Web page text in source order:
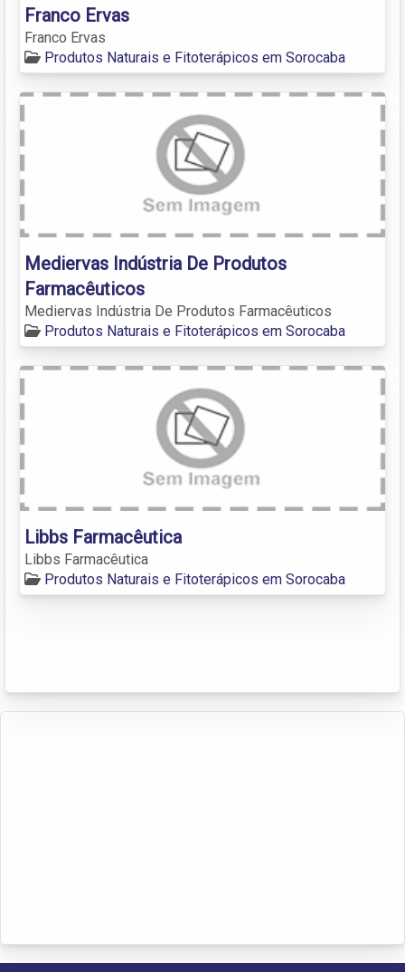
Franco Ervas
Franco Ervas
Produtos Naturais e Fitoterápicos em Sorocaba
Mediervas Indústria De Produtos
Farmacêuticos
Mediervas Indústria De Produtos Farmacêuticos
Produtos Naturais e Fitoterápicos em Sorocaba
Libbs Farmacêutica
Libbs Farmacêutica
Produtos Naturais e Fitoterápicos em Sorocaba